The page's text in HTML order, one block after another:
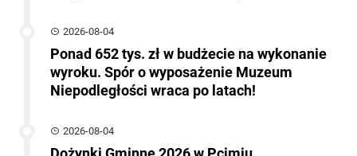
2026-08-04
Ponad 652 tys. zł w budżecie na wykonanie
wyroku. Spór o wyposażenie Muzeum
Niepodległości wraca po latach!
2026-08-04